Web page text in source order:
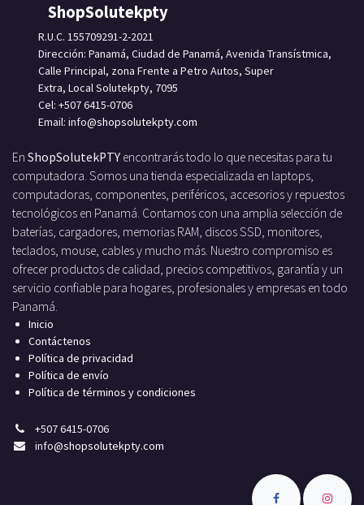
ShopSolutekpty
R.U.C. 155709291-2-2021
Dirección: Panamá, Ciudad de Panamá, Avenida Transístmica,
Calle Principal, zona Frente a Petro Autos, Super
Extra, Local Solutekpty, 7095
Cel: +507 6415-0706
Email: info@shopsolutekpty.com
En ShopSolutekPTY encontrarás todo lo que necesitas para tu
computadora. Somos una tienda especializada en laptops,
computadoras, componentes, periféricos, accesorios y repuestos
tecnológicos en Panamá. Contamos con una amplia selección de
baterías, cargadores, memorias RAM, discos SSD, monitores,
teclados, mouse, cables y mucho más. Nuestro compromiso es
ofrecer productos de calidad, precios competitivos, garantía y un
servicio confiable para hogares, profesionales y empresas en todo
Panamá.
Inicio
Contáctenos
Política de privacidad
Política de envío
Política de términos y condiciones
+507 6415-0706
info@shopsolutekpty.com